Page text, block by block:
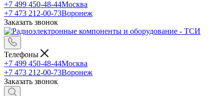
+7 499 450-48-44Москва
+7 473 212-00-73Воронеж
Заказать звонок
Телефоны
+7 499 450-48-44Москва
+7 473 212-00-73Воронеж
Заказать звонок